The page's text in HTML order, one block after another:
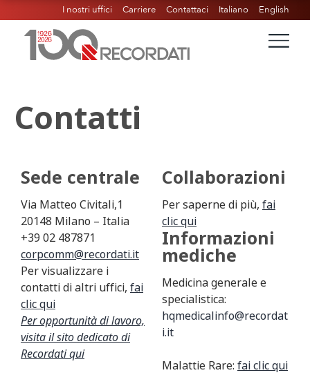
I nostri uffici Carriere Contattaci Italiano English
Contatti
Sede centrale
Via Matteo Civitali,1
20148 Milano – Italia
+39 02 487871
corpcomm@recordati.it
Per visualizzare i
contatti di altri uffici, fai
clic qui
Per opportunità di lavoro,
visita il sito dedicato di
Recordatiqui
Collaborazioni
Per saperne di più, fai
clic qui
Informazioni
mediche
Medicina generale e
specialistica:
hqmedicalinfo@recordat
i.it
Malattie Rare: fai clic qui